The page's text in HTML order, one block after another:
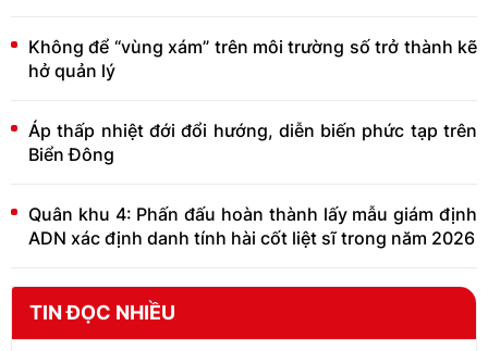
Không để “vùng xám” trên môi trường số trở thành kẽ
hở quản lý
Áp thấp nhiệt đới đổi hướng, diễn biến phức tạp trên
Biển Đông
Quân khu 4: Phấn đấu hoàn thành lấy mẫu giám định
ADN xác định danh tính hài cốt liệt sĩ trong năm 2026
TIN ĐỌC NHIỀU